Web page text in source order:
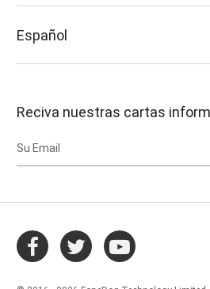
Español
Reciva nuestras cartas